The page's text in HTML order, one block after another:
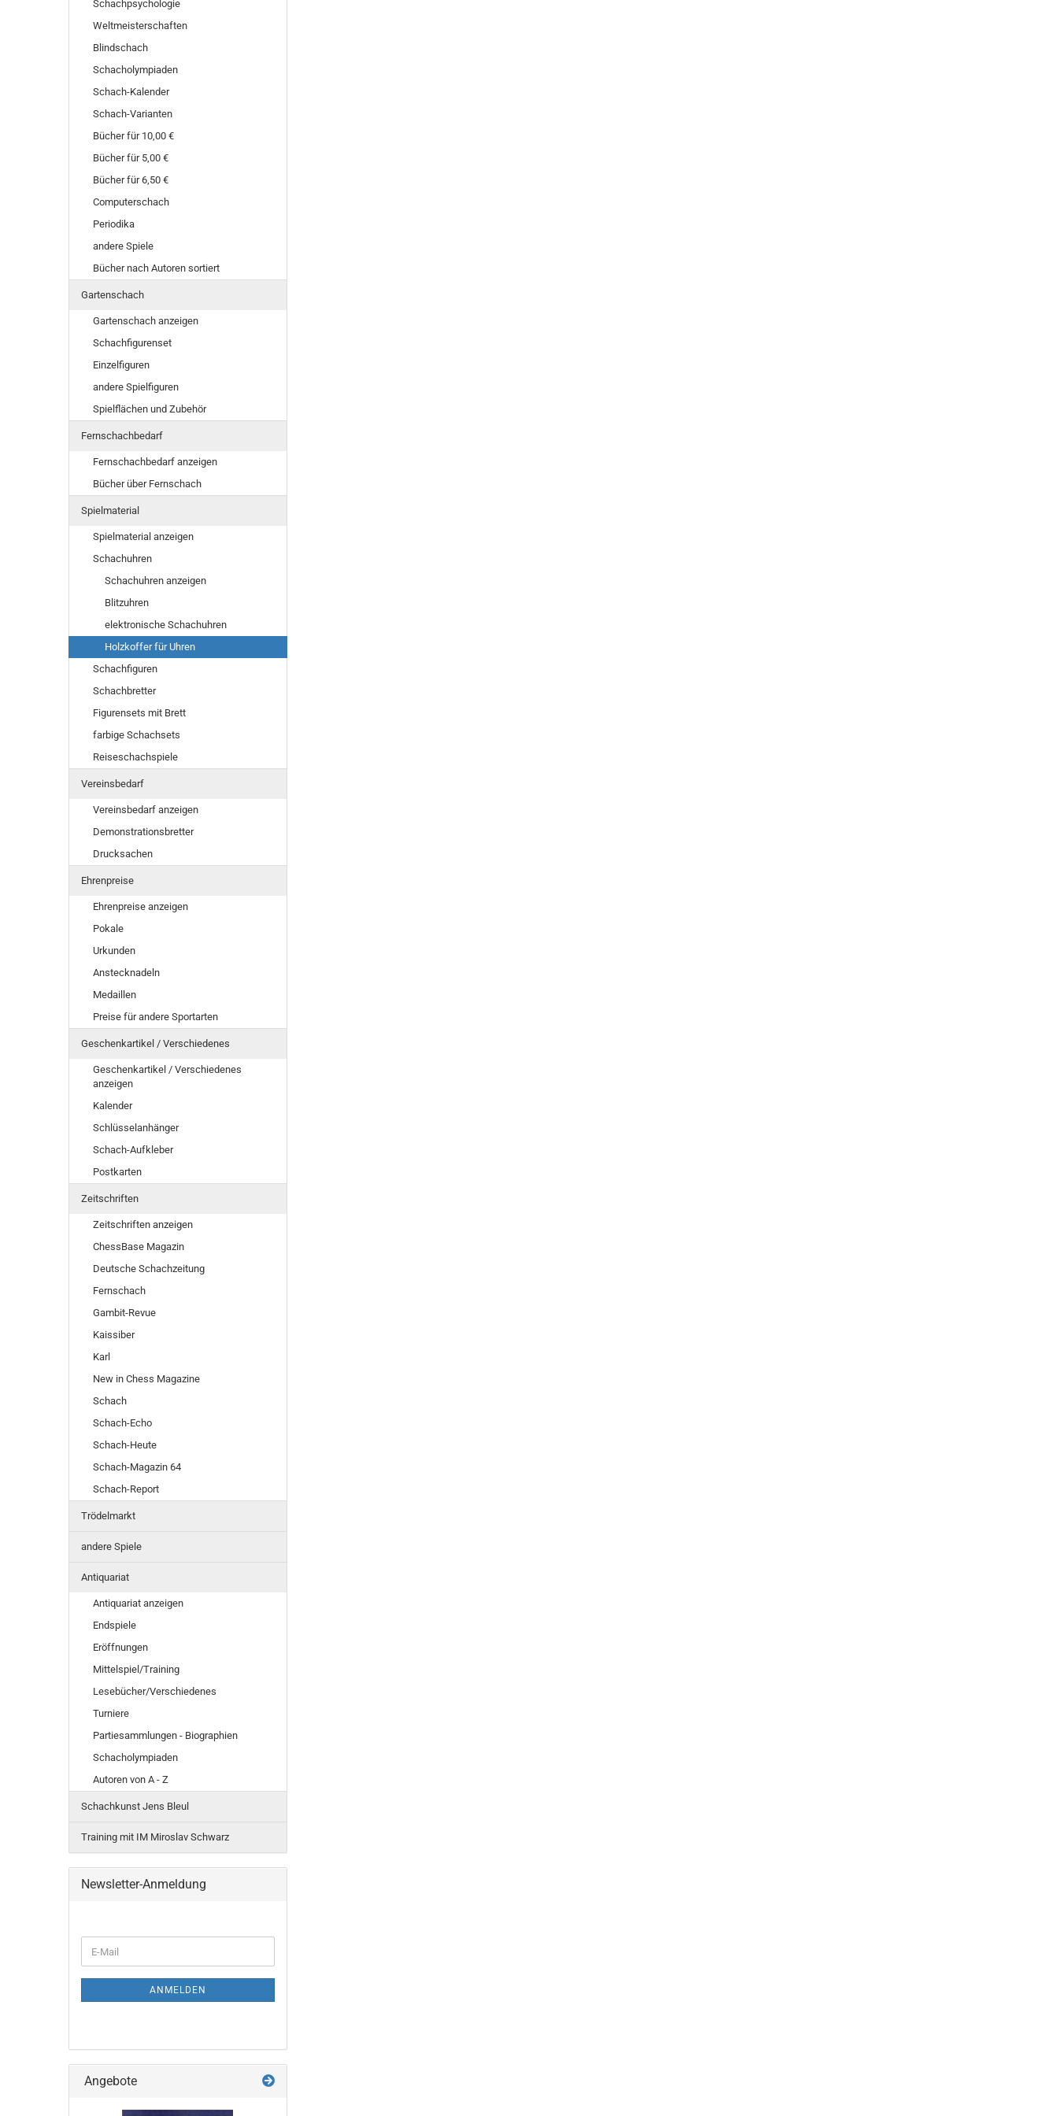
Schachpsychologie
Weltmeisterschaften
Blindschach
Schacholympiaden
Schach-Kalender
Schach-Varianten
Bücher für 10,00 €
Bücher für 5,00 €
Bücher für 6,50 €
Computerschach
Periodika
andere Spiele
Bücher nach Autoren sortiert
Gartenschach
Gartenschach anzeigen
Schachfigurenset
Einzelfiguren
andere Spielfiguren
Spielflächen und Zubehör
Fernschachbedarf
Fernschachbedarf anzeigen
Bücher über Fernschach
Spielmaterial
Spielmaterial anzeigen
Schachuhren
Schachuhren anzeigen
Blitzuhren
elektronische Schachuhren
Holzkoffer für Uhren
Schachfiguren
Schachbretter
Figurensets mit Brett
farbige Schachsets
Reiseschachspiele
Vereinsbedarf
Vereinsbedarf anzeigen
Demonstrationsbretter
Drucksachen
Ehrenpreise
Ehrenpreise anzeigen
Pokale
Urkunden
Anstecknadeln
Medaillen
Preise für andere Sportarten
Geschenkartikel / Verschiedenes
Geschenkartikel / Verschiedenes
anzeigen
Kalender
Schlüsselanhänger
Schach-Aufkleber
Postkarten
Zeitschriften
Zeitschriften anzeigen
ChessBase Magazin
Deutsche Schachzeitung
Fernschach
Gambit-Revue
Kaissiber
Karl
New in Chess Magazine
Schach
Schach-Echo
Schach-Heute
Schach-Magazin 64
Schach-Report
Trödelmarkt
andere Spiele
Antiquariat
Antiquariat anzeigen
Endspiele
Eröffnungen
Mittelspiel/Training
Lesebücher/Verschiedenes
Turniere
Partiesammlungen - Biographien
Schacholympiaden
Autoren von A - Z
Schachkunst Jens Bleul
Training mit IM Miroslav Schwarz
Newsletter-Anmeldung
ZUR
E-
Mail
ANMELDEN
Angebote